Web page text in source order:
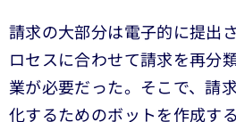
請求の大部分は電子的に提出
ロセスに合わせて請求を再分
業が必要だった。そこで、請
化するためのボットを作成す